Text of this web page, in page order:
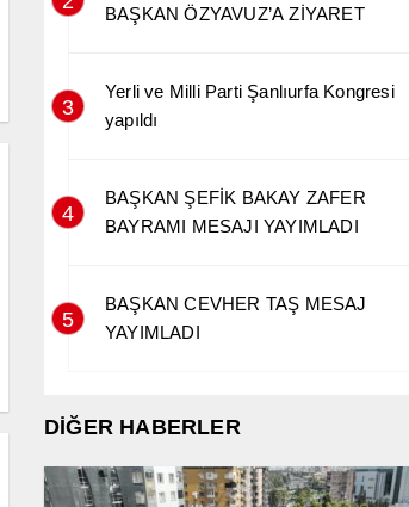
BAŞKAN ÖZYAVUZ’A ZİYARET
3
Yerli ve Milli Parti Şanlıurfa Kongresi
yapıldı
4
BAŞKAN ŞEFİK BAKAY ZAFER
BAYRAMI MESAJI YAYIMLADI
5
BAŞKAN CEVHER TAŞ MESAJ
YAYIMLADI
DİĞER HABERLER